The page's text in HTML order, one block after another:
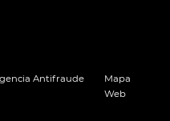
Antifraude
Mapa
Web